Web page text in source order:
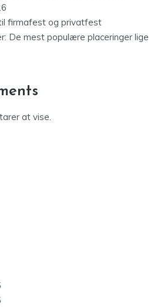
firmafest og privatfest
De mest populære placeringer lige
at vise.